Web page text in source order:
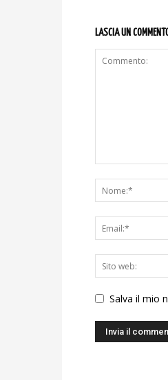
LASCIA UN
Salva il mio